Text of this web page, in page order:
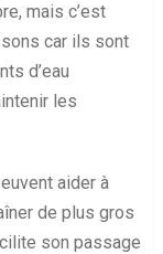
mais c’est
car ils sont
d’eau
les
aider à
de plus gros
son passage